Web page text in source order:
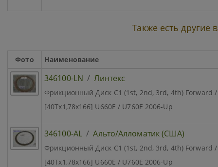
Также есть
Фото Наименование
346100-LN /Линтекс
Фрикционный Диск C1 (1st, 2nd, 3rd, 4th) Forward /
[40Tx1,78x166] U660E / U760E 2006-Up
346100-AL /Альто/Алломатик (США)
Фрикционный Диск C1 (1st, 2nd, 3rd, 4th) Forward /
[40Tx1,78x166] U660E / U760E 2006-Up